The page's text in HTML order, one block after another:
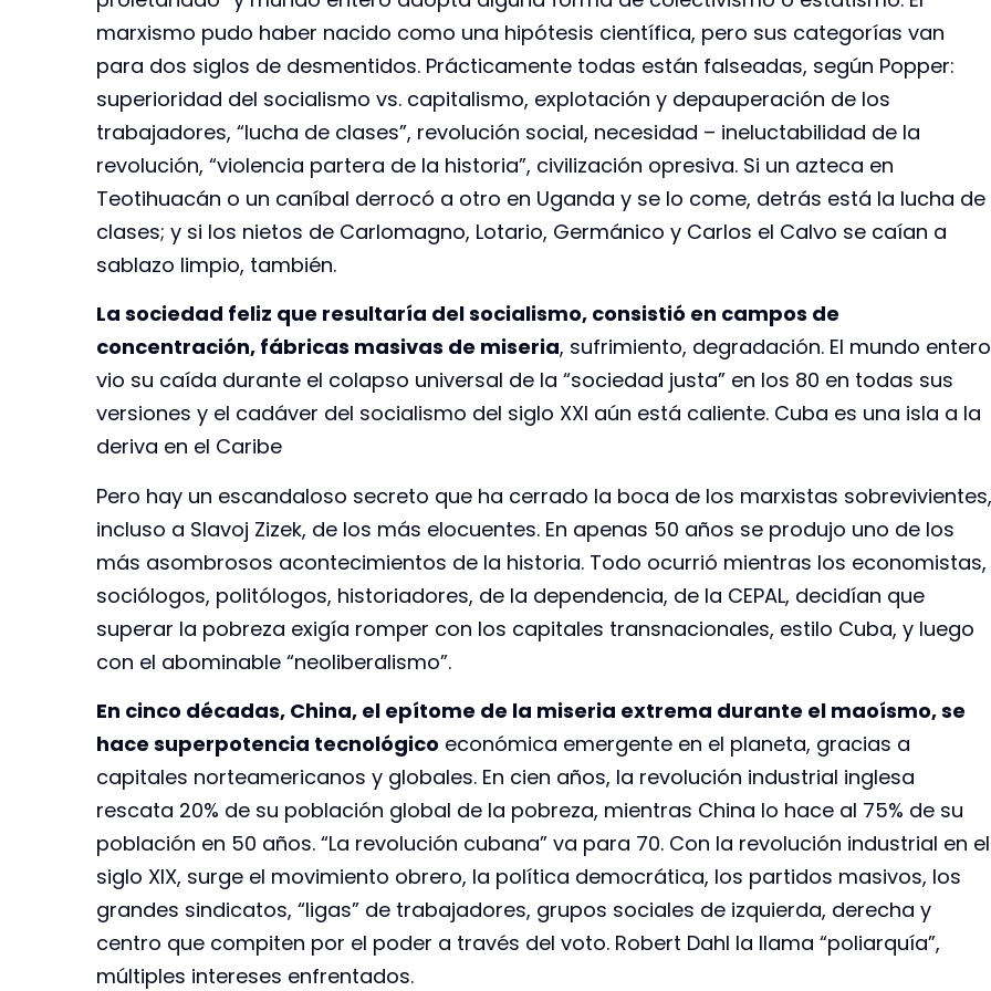
marxismo pudo haber nacido como una hipótesis científica, pero sus categorías van
para dos siglos de desmentidos. Prácticamente todas están falseadas, según Popper:
superioridad del socialismo vs. capitalismo, explotación y depauperación de los
trabajadores, “lucha de clases”, revolución social, necesidad – ineluctabilidad de la
revolución, “violencia partera de la historia”, civilización opresiva. Si un azteca en
Teotihuacán o un caníbal derrocó a otro en Uganda y se lo come, detrás está la lucha de
clases; y si los nietos de Carlomagno, Lotario, Germánico y Carlos el Calvo se caían a
sablazo limpio, también.
La sociedad feliz que resultaría del socialismo, consistió en campos de
concentración, fábricas masivas de miseria, sufrimiento, degradación. El mundo entero
vio su caída durante el colapso universal de la “sociedad justa” en los 80 en todas sus
versiones y el cadáver del socialismo del siglo XXl aún está caliente. Cuba es una isla a la
deriva en el Caribe
Pero hay un escandaloso secreto que ha cerrado la boca de los marxistas sobrevivientes,
incluso a Slavoj Zizek, de los más elocuentes. En apenas 50 años se produjo uno de los
más asombrosos acontecimientos de la historia. Todo ocurrió mientras los economistas,
sociólogos, politólogos, historiadores, de la dependencia, de la CEPAL, decidían que
superar la pobreza exigía romper con los capitales transnacionales, estilo Cuba, y luego
con el abominable “neoliberalismo”.
En cinco décadas, China, el epítome de la miseria extrema durante el maoísmo, se
hace superpotencia tecnológico económica emergente en el planeta, gracias a
capitales norteamericanos y globales. En cien años, la revolución industrial inglesa
rescata 20% de su población global de la pobreza, mientras China lo hace al 75% de su
población en 50 años. “La revolución cubana” va para 70. Con la revolución industrial en el
siglo XIX, surge el movimiento obrero, la política democrática, los partidos masivos, los
grandes sindicatos, “ligas” de trabajadores, grupos sociales de izquierda, derecha y
centro que compiten por el poder a través del voto. Robert Dahl la llama “poliarquía”,
múltiples intereses enfrentados.